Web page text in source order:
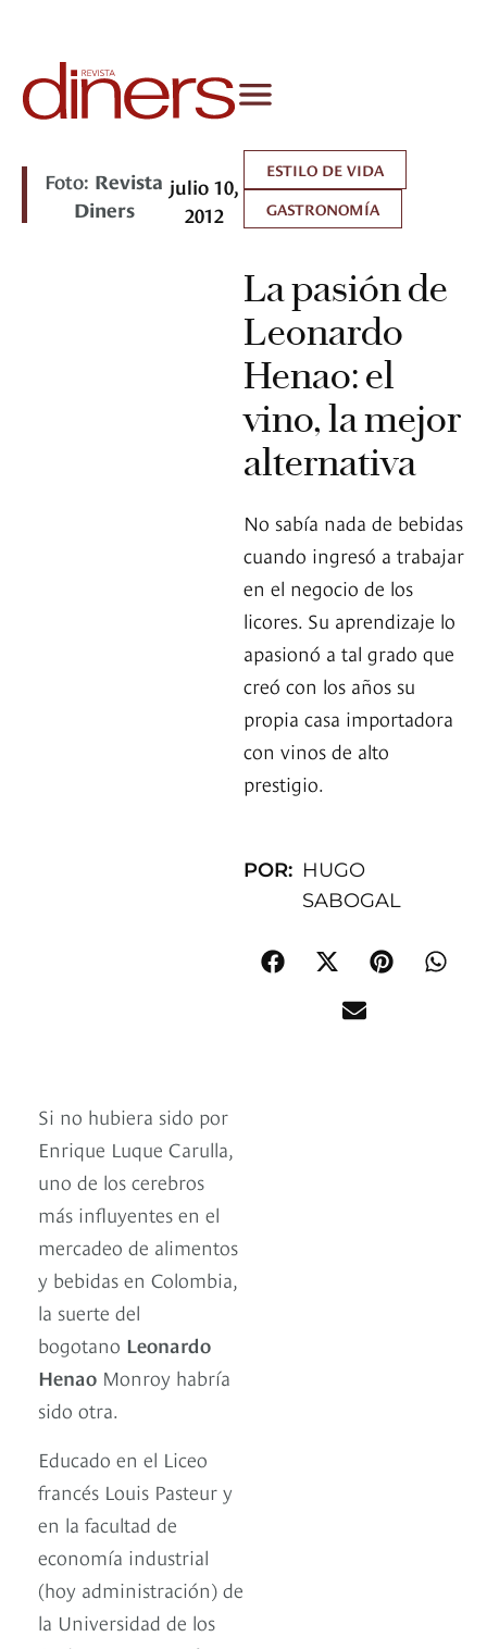
Foto: Revista
Diners
julio 10,
2012
ESTILO DE VIDA
GASTRONOMÍA
La pasión de
Leonardo
Henao: el
vino, la mejor
alternativa
No sabía nada de bebidas
cuando ingresó a trabajar
en el negocio de los
licores. Su aprendizaje lo
apasionó a tal grado que
creó con los años su
propia casa importadora
con vinos de alto
prestigio.
POR: HUGO
SABOGAL
Si no hubiera sido por
Enrique Luque Carulla,
uno de los cerebros
más influyentes en el
mercadeo de alimentos
y bebidas en Colombia,
la suerte del
bogotano Leonardo
Henao Monroy habría
sido otra.
Educado en el Liceo
francés Louis Pasteur y
en la facultad de
economía industrial
(hoy administración) de
la Universidad de los